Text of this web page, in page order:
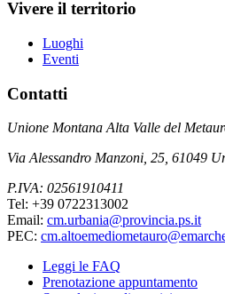
Vivere il territorio
Luoghi
Eventi
Contatti
Unione Montana Alta Valle del
Via Alessandro Manzoni, 25, 61049
P.IVA: 02561910411
Tel: +39 0722313002
Email: cm.urbania@provincia.ps.it
PEC:
Leggi le FAQ
Prenotazione appuntamento